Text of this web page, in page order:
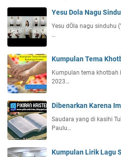
Yesu Dola Nagu
Yesu dÖla nagu sinduhu
…
Kumpulan Tema
Kumpulan tema khotbah
2023…
Dibenarkan Karena
Saudara yang di kasihi
Paulu…
Kumpulan Lirik Lagu